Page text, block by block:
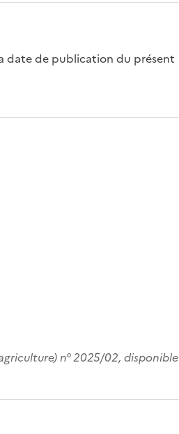
date de publication du présent
n° 2025/02, disponible